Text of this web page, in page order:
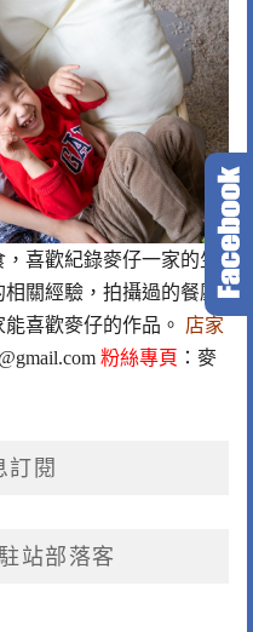
喜歡紀錄麥仔一家的生
關經驗，拍攝過的餐廳
喜歡麥仔的作品。 店家
粉絲專頁 ： 麥
訂閱
站部落客